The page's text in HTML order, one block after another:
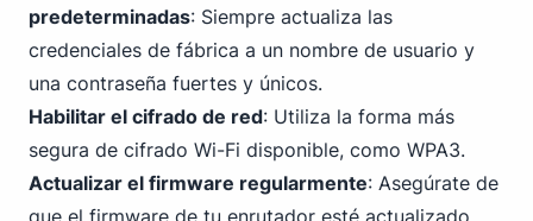
predeterminadas: Siempre actualiza las
credenciales de fábrica a un nombre de usuario y
una contraseña fuertes y únicos.
Habilitar el cifrado de red: Utiliza la forma más
segura de cifrado Wi-Fi disponible, como WPA3.
Actualizar el firmware regularmente: Asegúrate de
que el firmware de tu enrutador esté actualizado